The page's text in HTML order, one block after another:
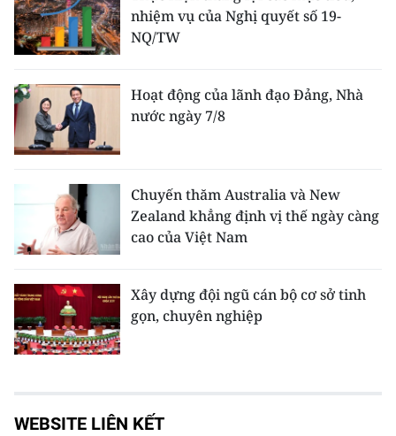
nhiệm vụ của Nghị quyết số 19-
NQ/TW
Hoạt động của lãnh đạo Đảng, Nhà
nước ngày 7/8
Chuyến thăm Australia và New
Zealand khẳng định vị thế ngày càng
cao của Việt Nam
Xây dựng đội ngũ cán bộ cơ sở tinh
gọn, chuyên nghiệp
WEBSITE LIÊN KẾT